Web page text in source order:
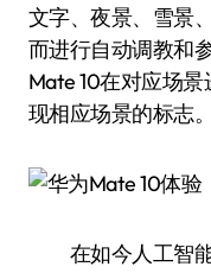
文字、夜景、雪景
而进行自动调教和
Mate 10在对应场
现相应场景的标志。
在如今人工智能